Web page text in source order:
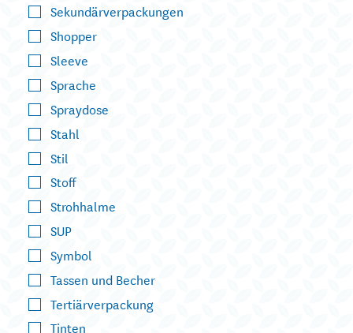
Sekundärverpackungen
Shopper
Sleeve
Sprache
Spraydose
Stahl
Stil
Stoff
Strohhalme
SUP
Symbol
Tassen und Becher
Tertiärverpackung
Tinten